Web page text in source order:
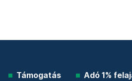
Támogatás Adó 1%